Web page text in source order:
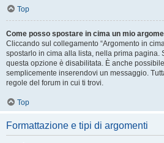
Top
Come posso spostare in cima un mio
Cliccando sul collegamento “Argomento in
spostarlo in cima alla lista, nella prima pagina.
questa opzione è disabilitata. È anche
semplicemente inserendovi un messaggio.
regole del forum in cui ti trovi.
Top
Formattazione e tipi di argomenti